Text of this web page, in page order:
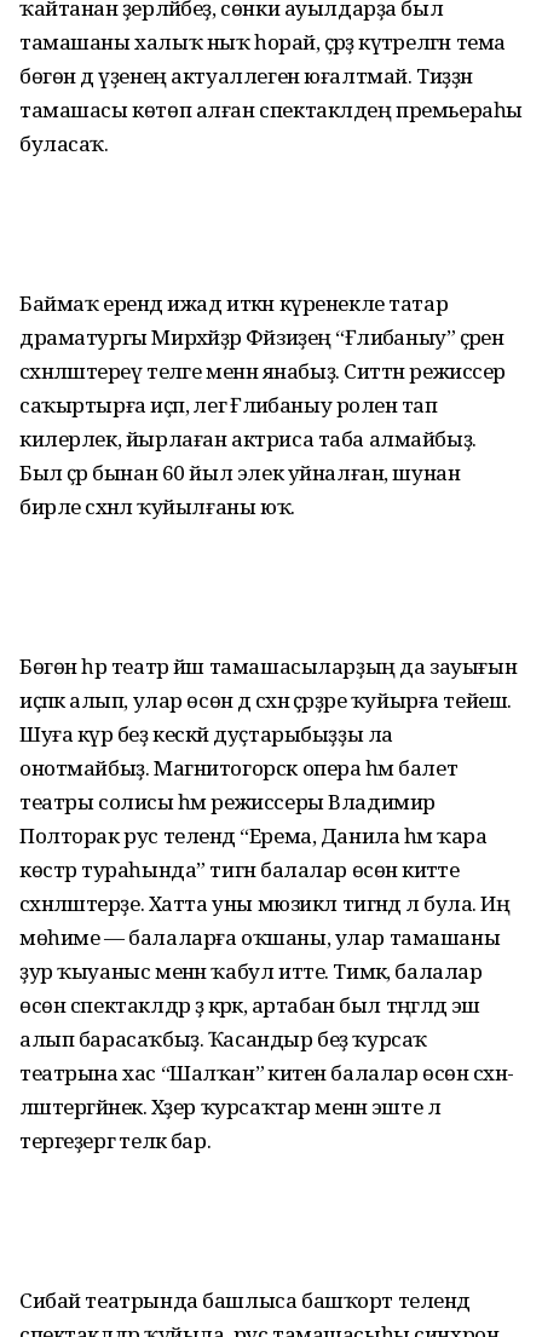
ҡайтанан әҙерләй­беҙ, сөнки ауылдарҙа был
тамашаны халыҡ ныҡ һорай, әҫәрҙә күтәрелгән тема
бөгөн дә үҙенең актуаллеген юғалтмай. Тиҙҙән
тамашасы көтөп алған спектакл­дең премьераһы
буласаҡ.
Баймаҡ ерендә ижад иткән күренекле татар
драматургы Мирхәйҙәр Фәйзиҙең “Ғәлиәба­ныу” әҫәрен
сәхнәләштереү теләге менән янабыҙ. Ситтән режиссер
саҡыртырға иҫәп, әлегә Ғәлиәбаныу роленә тап
килерлек, йырлаған актриса таба алмай­быҙ.
Был әҫәр бынан 60 йыл элек уйналған, шунан
бирле сәхнәлә ҡуйылғаны юҡ.
Бөгөн һәр театр йәш тамаша­сыларҙың да зауығын
иҫәпкә алып, улар өсөн дә сәхнә әҫәрҙәре ҡуйырға тейеш.
Шуға күрә беҙ кескәй дуҫтарыбыҙҙы ла
онотмайбыҙ. Магнитогорск опера һәм балет
театры солисы һәм режиссеры Владимир
Полторак рус телендә “Ерема, Данила һәм ҡара
көстәр тураһында” тигән балалар өсөн әкиәтте
сәхнәләштерҙе. Хатта уны мюзикл тигәндә лә була. Иң
мөһиме — балаларға оҡшаны, улар тамашаны
ҙур ҡыуаныс менән ҡабул итте. Тимәк, балалар
өсөн спектаклдәр ҙә кәрәк, артабан был тәңгәлдә эш
алып барасаҡ­быҙ. Ҡасандыр беҙ ҡурсаҡ
театрына хас “Шалҡан” әкиәтен балалар өсөн сәхнә­
ләштергәйнек. Хәҙер ҡурсаҡтар менән эште лә
тергеҙергә теләк бар.
Сибай театрында башлыса башҡорт телендә